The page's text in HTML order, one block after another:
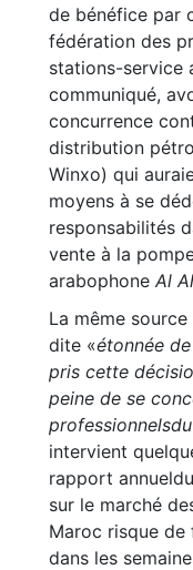
de bénéfice par
fédération des
stations-service
communiqué,
concurrence
distribution
Winxo) qui
moyens à se
responsabilités
vente à la
arabophone Al
La même
dite «étonnée
pris cette
peine de se
intervient
rapport
sur le marché
Maroc risque de
dans les